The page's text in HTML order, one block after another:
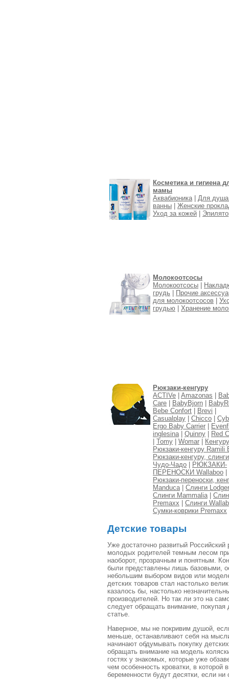
Косметика и гигиена
мамы
Аквабионика| Для
ванны
Женские
Уход за кожей
Молокоотсосы
Молокоотсосы
грудь
Прочие
для молокоотсосов
грудью
Хранение
Рюкзаки-кенгуру
ACTIVe
Amazonas
Care
BabyBjorn
Bebe Confort
Brevi
Casualplay
Chicco
Ergo Baby Carrier
inglesina| Quinny
Red
Tomy Womar
Рюкзаки-кенгуру Ramili
Рюкзаки-кенгуру, слинги
Чудо-Чадо
РЮКЗАКИ-
ПЕРЕНОСКИ Wallaboo
Рюкзаки-переноски,
Manduca| Слинги Lodger
Слинги Mammalia|
Premaxx
Слинги
Сумки-коврики Premaxx
Детские товары
Уже достаточно развитый Российский
молодых родителей темным лесом
наоборот, прозрачным и понятным.
были представлены лишь базовыми,
небольшим выбором видов или
детских товаров стал настолько
казалось бы, настолько
производителей. Но так ли это на
следует обращать внимание, покупая
статье.
Наверное, мы не покривим душой,
меньше, останавливают себя на
начинают обдумывать покупку
обращать внимание на модель
гостях у знакомых, которые уже
чем особенность кроватки, в
беременности будут десятки, если ни